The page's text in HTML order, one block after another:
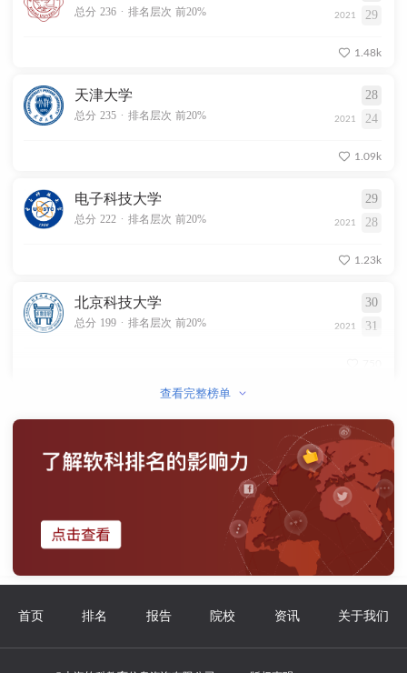
总分 236 . 排名层次 前20% 2021 29
1.48k
天津大学 28
总分 235 . 排名层次 前20% 2021 24
1.09k
电子科技大学 29
总分 222 . 排名层次 前20% 2021 28
1.23k
北京科技大学 30
总分 199 . 排名层次 前20% 2021 31
查看完整榜单
首页 排名 报告 院校 资讯 关于我们